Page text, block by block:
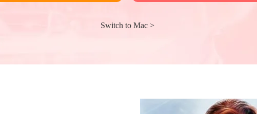
Switch to Mac >